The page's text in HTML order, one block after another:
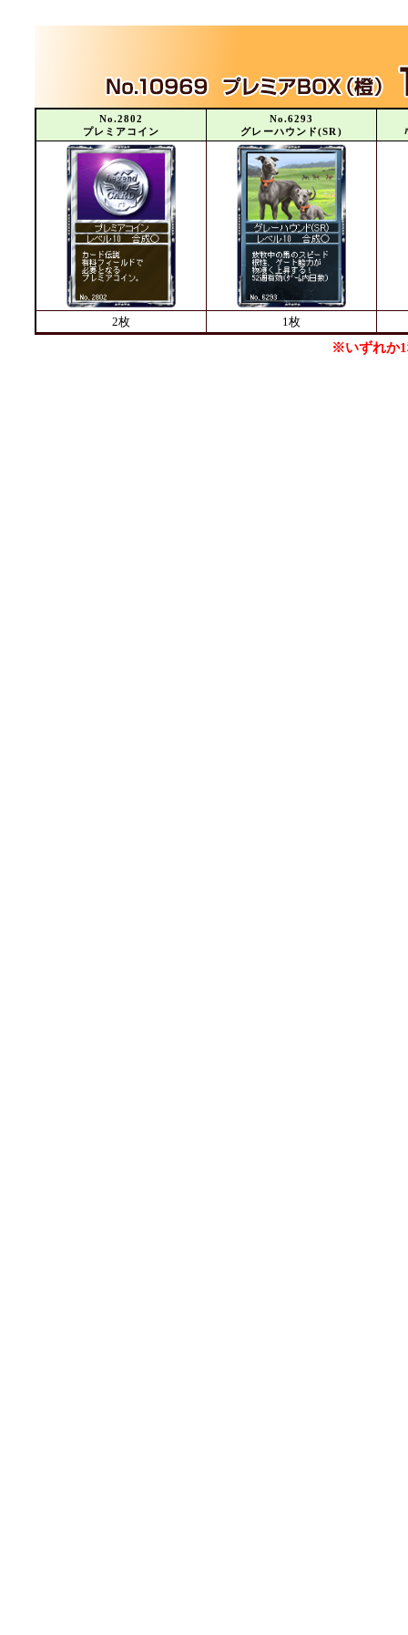
No.2802
プレミアコイン
No.6293
グレーハウンド(SR)
2枚 1枚
※いずれか